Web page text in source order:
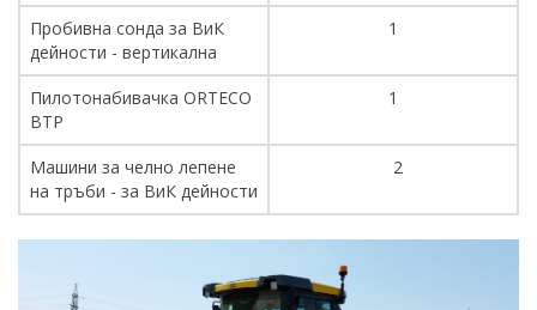
Пробивна сонда за ВиК
дейности - вертикална
1
Пилотонабивачка ORTECO
BTP
1
Машини за челно лепене
на тръби - за ВиК дейности
2